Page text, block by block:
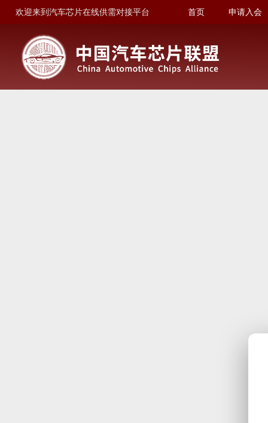
欢迎来到汽车芯片在线供需对接平台 首页 申请入会